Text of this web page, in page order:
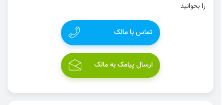
را بخوانید
تماس با مالک
ارسال پیامک به مالک